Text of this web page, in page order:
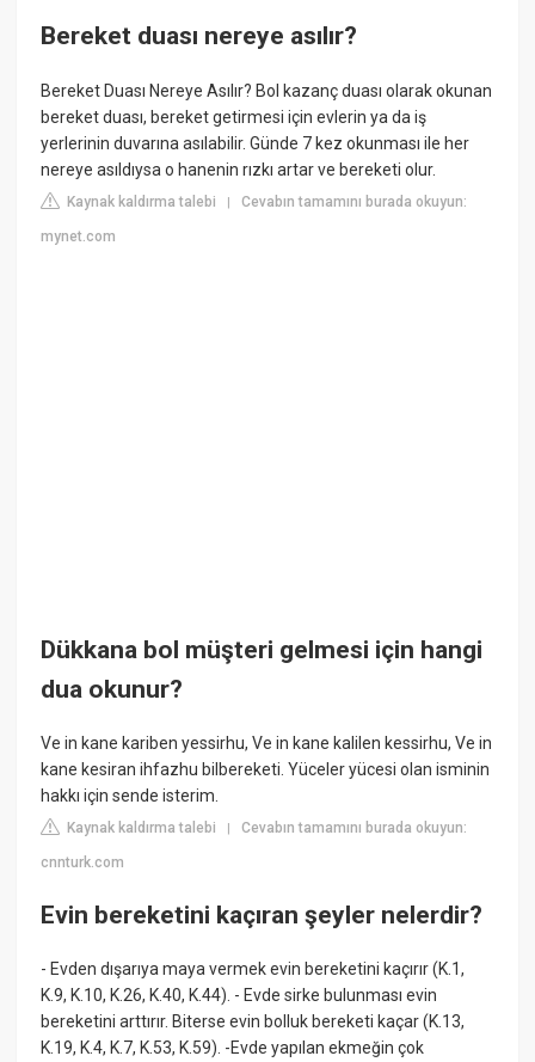
Bereket duası nereye asılır?
Bereket Duası Nereye Asılır? Bol kazanç duası olarak okunan
bereket duası, bereket getirmesi için evlerin ya da iş
yerlerinin duvarına asılabilir. Günde 7 kez okunması ile her
nereye asıldıysa o hanenin rızkı artar ve bereketi olur.
Kaynak kaldırma talebi |Cevabın tamamını burada okuyun:
mynet.com
Dükkana bol müşteri gelmesi için hangi
dua okunur?
Ve in kane kariben yessirhu, Ve in kane kalilen kessirhu, Ve in
kane kesiran ihfazhu bilbereketi. Yüceler yücesi olan isminin
hakkı için sende isterim.
Kaynak kaldırma talebi |Cevabın tamamını burada okuyun:
cnnturk.com
Evin bereketini kaçıran şeyler nelerdir?
- Evden dışarıya maya vermek evin bereketini kaçırır (K.1,
K.9, K.10, K.26, K.40, K.44). - Evde sirke bulunması evin
bereketini arttırır. Biterse evin bolluk bereketi kaçar (K.13,
K.19, K.4, K.7, K.53, K.59). -Evde yapılan ekmeğin çok